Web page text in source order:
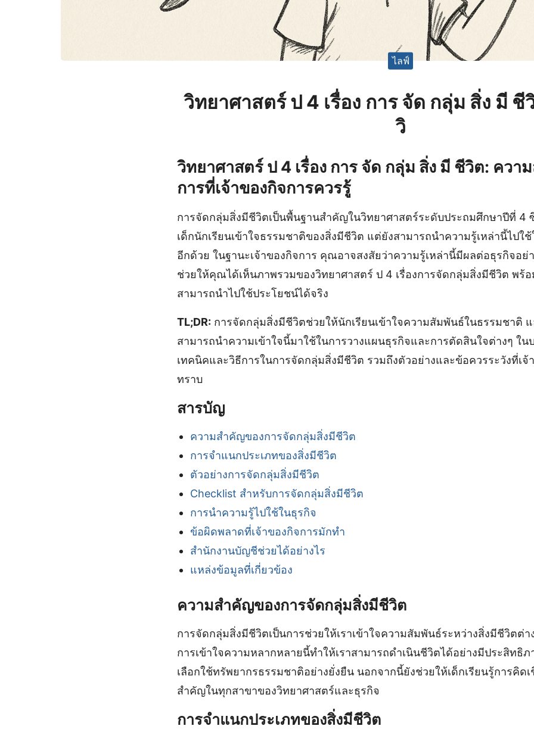
ไลฟ์
วิทยาศาสตร์ ป 4 เรื่อง การ จัด กลุ่ม สิ่ง มี
วิ
วิทยาศาสตร์ ป 4 เรื่อง การ จัด กลุ่ม สิ่ง มี ชีวิต: คว
การที่เจ้าของกิจการควรรู้
การจัดกลุ่มสิ่งมีชีวิตเป็นพื้นฐานสำคัญในวิทยาศาสตร์ระดับประถมศึกษาปีที่ 4
เด็กนักเรียนเข้าใจธรรมชาติของสิ่งมีชีวิต แต่ยังสามารถนำความรู้เหล่านี้ไปใ
อีกด้วย ในฐานะเจ้าของกิจการ คุณอาจสงสัยว่าความรู้เหล่านี้มีผลต่อธุรกิจอย่
ช่วยให้คุณได้เห็นภาพรวมของวิทยาศาสตร์ ป 4 เรื่องการจัดกลุ่มสิ่งมีชีวิต พร้
สามารถนำไปใช้ประโยชน์ได้จริง
TL;DR: การจัดกลุ่มสิ่งมีชีวิตช่วยให้นักเรียนเข้าใจความสัมพันธ์ในธรรมชาติ แ
สามารถนำความเข้าใจนี้มาใช้ในการวางแผนธุรกิจและการตัดสินใจต่างๆ ใ
เทคนิคและวิธีการในการจัดกลุ่มสิ่งมีชีวิต รวมถึงตัวอย่างและข้อควรระวังที่เจ้
ทราบ
สารบัญ
ความสำคัญของการจัดกลุ่มสิ่งมีชีวิต
การจำแนกประเภทของสิ่งมีชีวิต
ตัวอย่างการจัดกลุ่มสิ่งมีชีวิต
Checklist สำหรับการจัดกลุ่มสิ่งมีชีวิต
การนำความรู้ไปใช้ในธุรกิจ
ข้อผิดพลาดที่เจ้าของกิจการมักทำ
สำนักงานบัญชีช่วยได้อย่างไร
แหล่งข้อมูลที่เกี่ยวข้อง
ความสำคัญของการจัดกลุ่มสิ่งมีชีวิต
การจัดกลุ่มสิ่งมีชีวิตเป็นการช่วยให้เราเข้าใจความสัมพันธ์ระหว่างสิ่งมีชีวิตต่า
การเข้าใจความหลากหลายนี้ทำให้เราสามารถดำเนินชีวิตได้อย่างมีประสิทธิ
เลือกใช้ทรัพยากรธรรมชาติอย่างยั่งยืน นอกจากนี้ยังช่วยให้เด็กเรียนรู้การคิดเ
สำคัญในทุกสาขาของวิทยาศาสตร์และธุรกิจ
การจำแนกประเภทของสิ่งมีชีวิต